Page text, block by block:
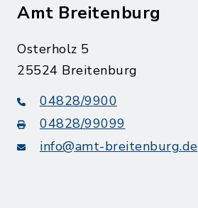
Amt Breitenburg
Osterholz 5
25524 Breitenburg
04828/9900
04828/99099
info@amt-breitenburg.de